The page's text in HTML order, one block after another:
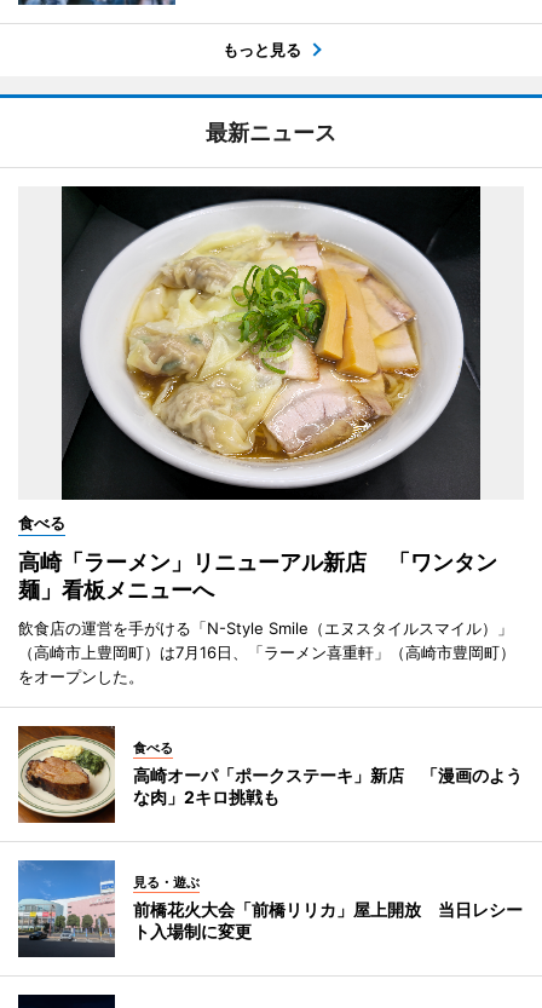
もっと見る
最新ニュース
食べる
高崎「ラーメン」リニューアル新店 「ワンタン
麺」看板メニューへ
飲食店の運営を手がける「N-Style Smile（エヌスタイルスマイル）」
（高崎市上豊岡町）は7月16日、「ラーメン喜重軒」（高崎市豊岡町）
をオープンした。
食べる
高崎オーパ「ポークステーキ」新店 「漫画のよう
な肉」2キロ挑戦も
見る・遊ぶ
前橋花火大会「前橋リリカ」屋上開放 当日レシー
ト入場制に変更